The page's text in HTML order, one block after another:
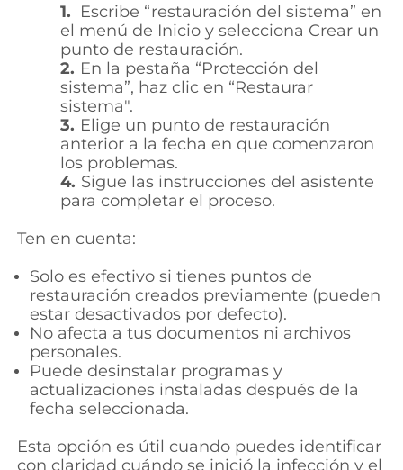
1. Escribe “restauración del sistema” en
el menú de Inicio y selecciona Crear un
punto de restauración.
2. En la pestaña “Protección del
sistema”, haz clic en “Restaurar
sistema".
3. Elige un punto de restauración
anterior a la fecha en que comenzaron
los problemas.
4. Sigue las instrucciones del asistente
para completar el proceso.
Ten en cuenta:
Solo es efectivo si tienes puntos de
restauración creados previamente (pueden
estar desactivados por defecto).
No afecta a tus documentos ni archivos
personales.
Puede desinstalar programas y
actualizaciones instaladas después de la
fecha seleccionada.
Esta opción es útil cuando puedes identificar
con claridad cuándo se inició la infección y el